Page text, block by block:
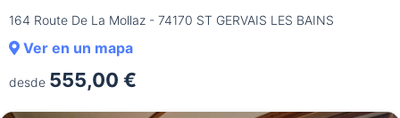
164 Route De La Mollaz - 74170 ST GERVAIS LES BAINS
Ver en un mapa
desde 555,00 €